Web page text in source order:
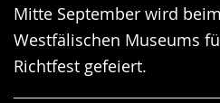
Mitte September wird
Westfälischen Museums
Richtfest gefeiert.